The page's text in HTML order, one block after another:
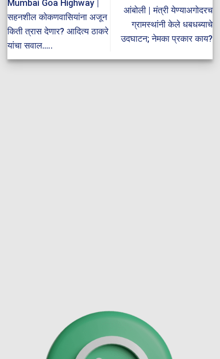
Mumbai Goa Highway |
सहनशील कोकणवासियांना अजून
किती त्रास देणार? आदित्य ठाकरे
यांचा सवाल…..
आंबोली | मंत्री येण्याअगोदरच
ग्रामस्थांनी केले धबधब्याचे
उदघाटन; नेमका प्रकार काय?